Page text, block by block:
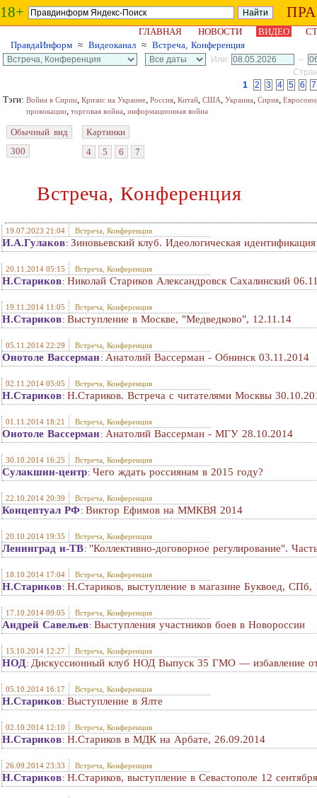
18+
ГЛАВНАЯ НОВОСТИ ВИДЕО
ПравдаИнформ ≈ Видеоканал ≈ Встреча, Конференция
Или:
–
1
2 3 4 5 6 7
Тэги: Война в Сирии, Кризис на Украине, Россия, Китай, США, Украина, Сирия, Евросоюз
провокации, торговая война, информационная война
Обычный вид
300
Картинки
4
5 6 7
Встреча, Конференция
19.07.2023 21:04 Встреча, Конференция
И.А.Гулаков: Зиновьевский клуб. Идеологическая
20.11.2014 05:15 Встреча, Конференция
Н.Стариков: Николай Стариков Александровск Сахалинский
19.11.2014 11:05 Встреча, Конференция
Н.Стариков: Выступление в Москве, "Медведково", 12.11.14
05.11.2014 22:29 Встреча, Конференция
Онотоле Вассерман: Анатолий Вассерман - Обнинск 03.11.2014
02.11.2014 05:05 Встреча, Конференция
Н.Стариков: Н.Стариков. Встреча с читателями Москвы
01.11.2014 18:21 Встреча, Конференция
Онотоле Вассерман: Анатолий Вассерман - МГУ 28.10.2014
30.10.2014 16:25 Встреча, Конференция
Сулакшин-центр: Чего ждать россиянам в 2015 году?
22.10.2014 20:39 Встреча, Конференция
Концептуал РФ: Виктор Ефимов на ММКВЯ 2014
20.10.2014 19:35 Встреча, Конференция
Ленинград и-ТВ: "Коллективно-договорное регулирование".
18.10.2014 17:04 Встреча, Конференция
Н.Стариков: Н.Стариков, выступление в магазине Буквоед, СПб,
17.10.2014 09:05 Встреча, Конференция
Андрей Савельев: Выступления участников боев в Новороссии
15.10.2014 12:27 Встреча, Конференция
НОД: Дискуссионный клуб НОД Выпуск 35 ГМО — избавление от
05.10.2014 16:17 Встреча, Конференция
Н.Стариков: Выступление в Ялте
02.10.2014 12:10 Встреча, Конференция
Н.Стариков: Н.Стариков в МДК на Арбате, 26.09.2014
26.09.2014 23:33 Встреча, Конференция
Н.Стариков: Н.Стариков, выступление в Севастополе 12